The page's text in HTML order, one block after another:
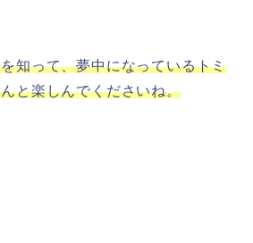
知って、夢中になっているトミ
と楽しんでくださいね。